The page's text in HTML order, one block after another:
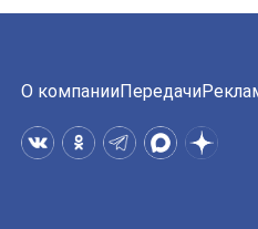
О компанииПередачи